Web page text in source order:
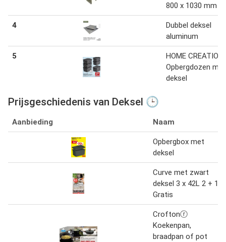
800 x 1030 mm
4
Dubbel deksel
aluminum
5
HOME CREATION
Opbergdozen met
deksel
Prijsgeschiedenis van Deksel 🕒
Aanbieding Naam
Opbergbox met
deksel
Curve met zwart
deksel 3 x 42L 2 + 1
Gratis
Croftonⓡ
Koekenpan,
braadpan of pot